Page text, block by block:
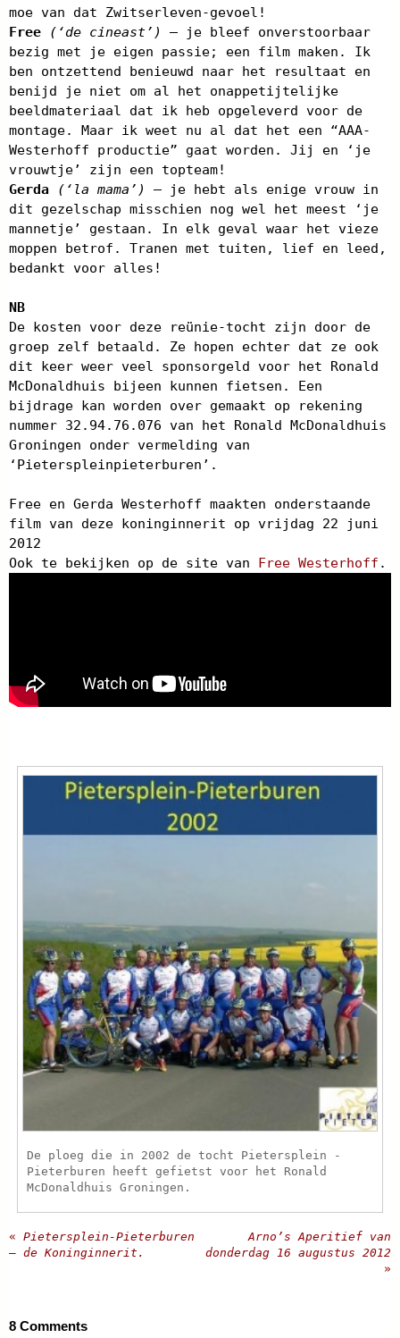
moe van dat Zwitserleven-gevoel!
Free
(‘de cineast’)
– je bleef onverstoorbaar
bezig met je eigen passie; een film maken. Ik
ben ontzettend benieuwd naar het resultaat en
benijd je niet om al het onappetijtelijke
beeldmateriaal dat ik heb opgeleverd voor de
montage. Maar ik weet nu al dat het een “AAA-
Westerhoff productie” gaat worden. Jij en ‘je
vrouwtje’ zijn een topteam!
Gerda
(‘la mama’)
– je hebt als enige vrouw in
dit gezelschap misschien nog wel het meest ‘je
mannetje’ gestaan. In elk geval waar het vieze
moppen betrof. Tranen met tuiten, lief en leed,
bedankt voor alles!
NB
De kosten voor deze reünie-tocht zijn door de
groep zelf betaald. Ze hopen echter dat ze ook
dit keer weer veel sponsorgeld voor het Ronald
McDonaldhuis bijeen kunnen fietsen. Een
bijdrage kan worden over gemaakt op rekening
nummer 32.94.76.076 van het Ronald McDonaldhuis
Groningen onder vermelding van
‘Pieterspleinpieterburen’.
Free en Gerda Westerhoff maakten onderstaande
film van deze koninginnerit op vrijdag 22 juni
2012
Ook te bekijken op de site van Free Westerhoff .
De ploeg die in 2002 de tocht Pietersplein -
Pieterburen heeft gefietst voor het Ronald
McDonaldhuis Groningen.
« Pietersplein-Pieterburen
– de Koninginnerit.
Arno’s Aperitief van
donderdag 16 augustus 2012
»
8 Comments